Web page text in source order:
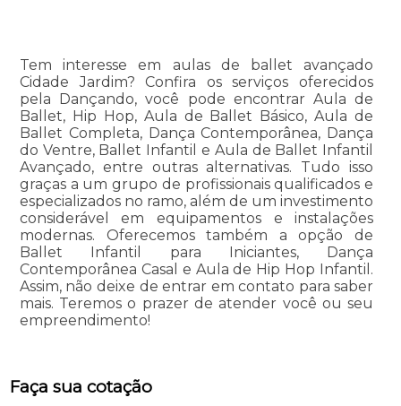
Tem interesse em aulas de ballet avançado
Cidade Jardim? Confira os serviços oferecidos
pela Dançando, você pode encontrar Aula de
Ballet, Hip Hop, Aula de Ballet Básico, Aula de
Ballet Completa, Dança Contemporânea, Dança
do Ventre, Ballet Infantil e Aula de Ballet Infantil
Avançado, entre outras alternativas. Tudo isso
graças a um grupo de profissionais qualificados e
especializados no ramo, além de um investimento
considerável em equipamentos e instalações
modernas. Oferecemos também a opção de
Ballet Infantil para Iniciantes, Dança
Contemporânea Casal e Aula de Hip Hop Infantil.
Assim, não deixe de entrar em contato para saber
mais. Teremos o prazer de atender você ou seu
empreendimento!
Faça sua cotação